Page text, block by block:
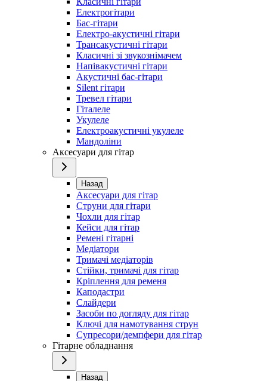
Електрогітари
Бас-гітари
Електро-акустичні гітари
Трансакустичні гітари
Класичні зі звукознімачем
Напівакустичні гітари
Акустичні бас-гітари
Silent гітари
Тревел гітари
Гіталеле
Укулеле
Електроакустичні укулеле
Мандоліни
Аксесуари для гітар
Назад
Аксесуари для гітар
Струни для гітари
Чохли для гітар
Кейси для гітар
Ремені гітарні
Медіатори
Тримачі медіаторів
Стійки, тримачі для гітар
Кріплення для ременя
Каподастри
Слайдери
Засоби по догляду для гітар
Ключі для намотування струн
Супресори/демпфери для гітар
Гітарне обладнання
Назад